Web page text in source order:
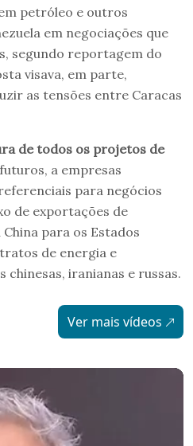
petróleo e outros
em negociações que
segundo reportagem do
visava, em parte,
as tensões entre Caracas
de todos os projetos de
a empresas
para negócios
de exportações de
para os Estados
de energia e
chinesas, iranianas e russas.
Ver mais vídeos